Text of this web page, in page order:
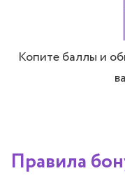
Копите баллы и
Правила